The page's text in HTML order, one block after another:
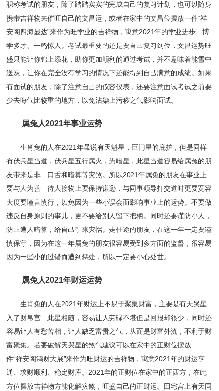
职称考试的朋友，除了踏踏实实的完成自己的复习计划，也可以随身
携带吉祥物来催旺自己的文昌运，或者在家中的文昌位摆放一件“祥
安阁四海显达”来作为旺学业的吉祥物，寓意2021年的学业进步、博
学多才、一鸣惊人。考试最重要的还是要自己复习到位，文昌运势旺
盛只能让你锦上添花，助你更加顺利的通过考试，并不意味着能雪中
送炭，让你在完全没有学习的情况下还能得到自己满意的成绩。如果
有面试的朋友，除了注意自己的仪容仪表，还要注意面试考试之前要
少去晦气比较重的地方，以免沾染上污秽之气影响面试。
属兔人2021年事业运势
生肖兔的人在2021年虽说有天魁星，巨门星的庇护，但是同样
有伏兵星当道，伏兵星五行属火，为暗星，此星当道容易给属兔的朋
友带来是非，口舌和暗算等灾煞。所以2021年属兔的朋友在事业上
要与人为善，待人接物上要保持谦逊，与同事领导打交道时更要宽容
大度要谨言慎行，以免因为一些小误会而影响事业上的运势。不要做
违反自身原则的事儿，更不要给别人留下把柄。同时还要谨防小人，
防止遭人暗算，给自己引来灾祸。走仕途的朋友，在这一年一定要谨
慎保守，因为在这一年属兔的朋友很容易受到多方面的监督，很容易
因为一些小的过错而遭到惩处，所以一定要小心处世。
属兔人2021年财运运势
生肖兔的人在2021年财运上不易于聚集财富，主要是有天哭星
入了财帛宫，此星相随，容易让人劳碌不堪但是回报却很少，同时还
容易让人有愁苦相，让人缺乏富贵之气，从而是财富外流，不利于财
富聚集。若要破解天哭星的煞气建议可以在家中的正财位摆放一
件“祥安阁鸿财大展”来作为旺财运的吉祥物，寓意2021年的财运亨
通、求财顺利、稳定财库。2021年的正财位在家中的正西方，在此
方位摆放吉祥物方能化解灾煞，旺盛自己的正财运。田宅宫上有天同